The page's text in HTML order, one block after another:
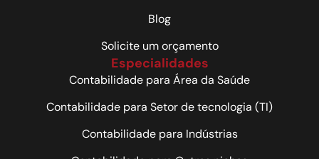
Blog
Solicite um orçamento
Especialidades
Contabilidade para Área da Saúde
Contabilidade para Setor de tecnologia (TI)
Contabilidade para Indústrias